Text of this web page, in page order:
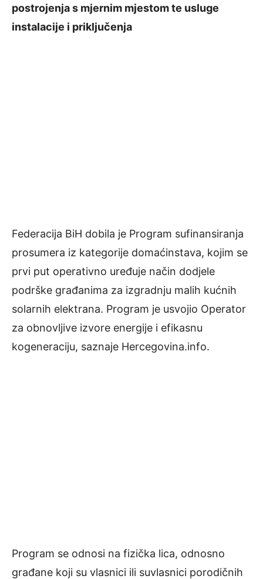
postrojenja s mjernim mjestom te usluge
instalacije i priključenja
Federacija BiH dobila je Program sufinansiranja
prosumera iz kategorije domaćinstava, kojim se
prvi put operativno uređuje način dodjele
podrške građanima za izgradnju malih kućnih
solarnih elektrana. Program je usvojio Operator
za obnovljive izvore energije i efikasnu
kogeneraciju, saznaje Hercegovina.info.
Program se odnosi na fizička lica, odnosno
građane koji su vlasnici ili suvlasnici porodičnih